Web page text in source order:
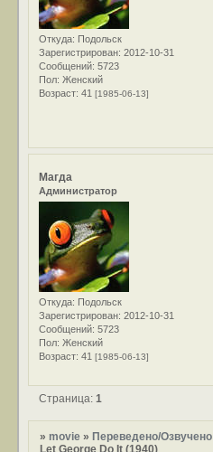
Откуда: Подольск
Зарегистрирован: 2012-10-31
Сообщений: 5723
Пол: Женский
Возраст: 41[1985-06-13]
Магда
Администратор
Откуда: Подольск
Зарегистрирован: 2012-10-31
Сообщений: 5723
Пол: Женский
Возраст: 41[1985-06-13]
Страница:1
»movie »Переведено/Озвучено
Let George Do It (1940)